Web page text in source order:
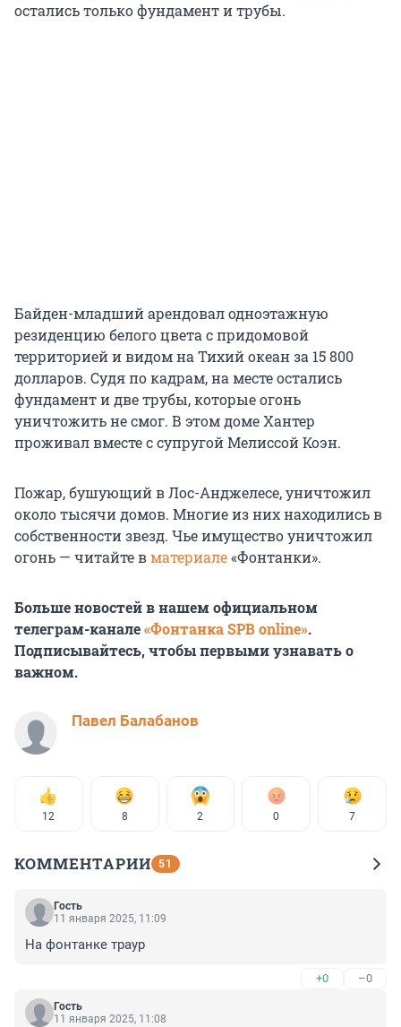
остались только фундамент и трубы.
Байден-младший арендовал одноэтажную
резиденцию белого цвета с придомовой
территорией и видом на Тихий океан за 15 800
долларов. Судя по кадрам, на месте остались
фундамент и две трубы, которые огонь
уничтожить не смог. В этом доме Хантер
проживал вместе с супругой Мелиссой Коэн.
Пожар, бушующий в Лос-Анджелесе, уничтожил
около тысячи домов. Многие из них находились в
собственности звезд. Чье имущество уничтожил
огонь — читайте вматериале«Фонтанки».
Больше новостей в нашем официальном
телеграм-канале«Фонтанка SPB online».
Подписывайтесь, чтобы первыми узнавать о
важном.
Павел Балабанов
12 8 2 0 7
КОММЕНТАРИИ 51
Гость
11 января 2025, 11:09
На фонтанке траур
+0 –0
Гость
11 января 2025, 11:08